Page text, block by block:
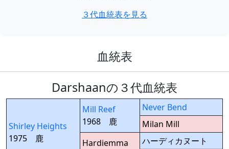
３代血統表を見る
血統表
Darshaanの３代血統表
Shirley Heights
1975 鹿
Mill Reef
1968 鹿
Never Bend
Milan Mill
Hardiemma
ハーディカヌート